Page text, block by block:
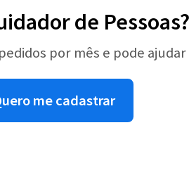
de Pessoas?
por mês e pode
me cadastrar